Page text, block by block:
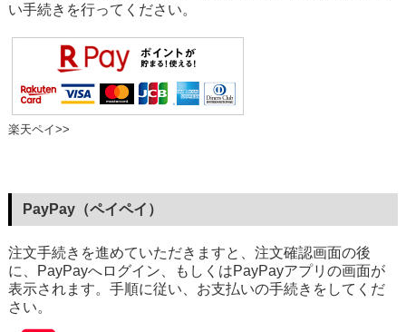
い手続きを行ってください。
楽天ペイ>>
PayPay（ペイペイ）
注文手続きを進めていただきますと、注文確認画面の後
に、PayPayへログイン、もしくはPayPayアプリの画面が
表示されます。手順に従い、お支払いの手続きをしてくだ
さい。